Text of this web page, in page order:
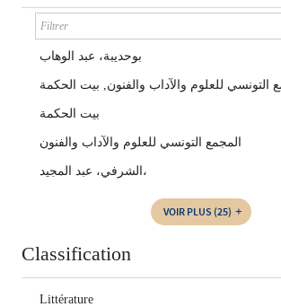
بوحديبة، عبد الوهاب
التونسي للعلوم والآداب والفنون, بيت الحكمة
بيت الحكمة
المجمع التونسي للعلوم والآداب والفنون
الشرفي، عبد المجيد،
VOIR PLUS (25)
Classification
Littérature